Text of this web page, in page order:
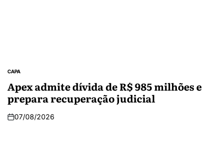
CAPA
Apex admite dívida de R$ 985 milhões e
prepara recuperação judicial
07/08/2026